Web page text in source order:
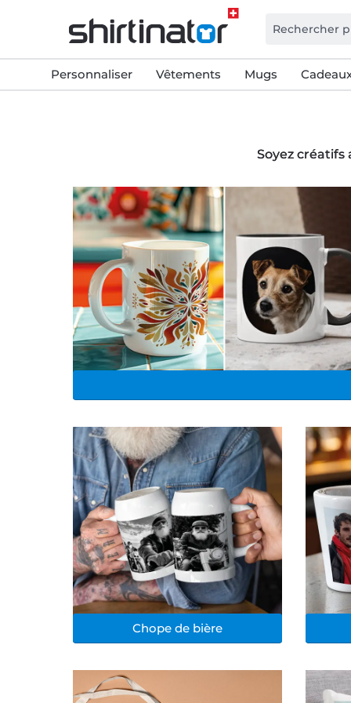
Personnaliser Vêtements Mugs
Soyez
Chope de bière